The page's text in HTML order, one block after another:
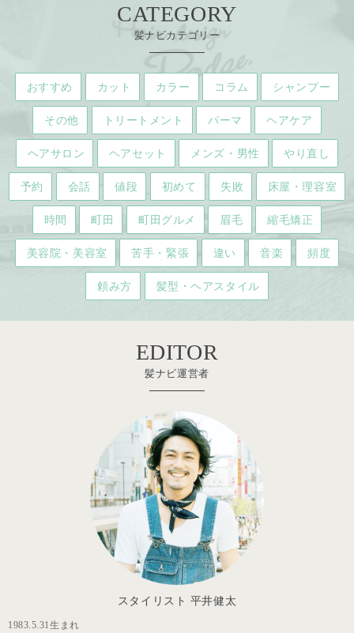
CATEGORY
髪ナビカテゴリー
おすすめ カット カラー コラム シャンプー
その他 トリートメント パーマ ヘアケア
ヘアサロン ヘアセット メンズ・男性 やり直し
予約 会話 値段 初めて 失敗 床屋・理容室
時間 町田 町田グルメ 眉毛 縮毛矯正
美容院・美容室 苦手・緊張 違い 音楽 頻度
頼み方 髪型・ヘアスタイル
EDITOR
髪ナビ運営者
スタイリスト 平井健太
1983.5.31生まれ